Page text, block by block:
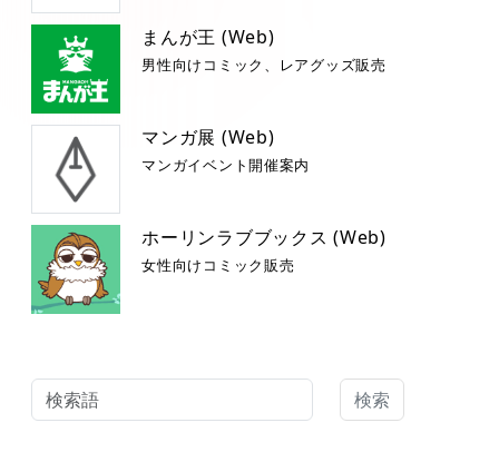
まんが王 (Web)
男性向けコミック、レアグッズ販売
マンガ展 (Web)
マンガイベント開催案内
ホーリンラブブックス (Web)
女性向けコミック販売
検索